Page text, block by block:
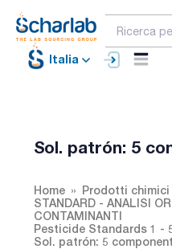
Italia
Sol. patrón: 5
Home
Prodotti chimici
STANDARD - ANALISI
CONTAMINANTI
Pesticide Standards 1 -
Sol. patrón: 5